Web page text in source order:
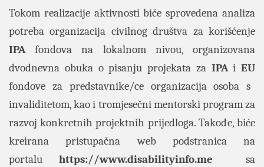
Tokom realizacije aktivnosti biće sprovedena analiza
potreba organizacija civilnog društva za korišćenje
IPAfondova na lokalnom nivou, organizovana
dvodnevna obuka o pisanju projekata za IPAi EU
fondove za predstavnike/ce organizacija osoba s
invaliditetom, kao i tromjesečni mentorski program za
razvoj konkretnih projektnih prijedloga. Takođe, biće
kreirana pristupačna web podstranica na
portalu https://www.disabilityinfo.me sa